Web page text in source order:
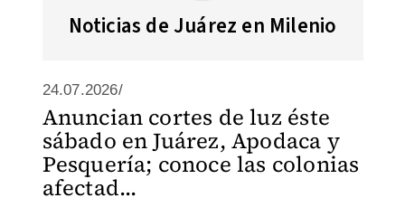
Noticias de Juárez en Milenio
24.07.2026/
Anuncian cortes de luz éste
sábado en Juárez, Apodaca y
Pesquería; conoce las colonias
afectad...